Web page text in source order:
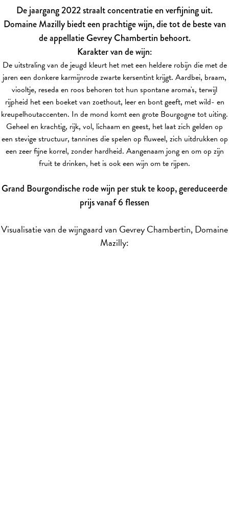
De jaargang 2022 straalt concentratie en verfijning uit.
Domaine Mazilly biedt een prachtige wijn, die tot de beste van
de appellatie Gevrey Chambertin behoort.
Karakter van de wijn:
De uitstraling van de jeugd kleurt het met een heldere robijn die met de
jaren een donkere karmijnrode zwarte kersentint krijgt. Aardbei, braam,
viooltje, reseda en roos behoren tot hun spontane aroma's, terwijl
rijpheid het een boeket van zoethout, leer en bont geeft, met wild- en
kreupelhoutaccenten. In de mond komt een grote Bourgogne tot uiting.
Geheel en krachtig, rijk, vol, lichaam en geest, het laat zich gelden op
een stevige structuur, tannines die spelen op fluweel, zich uitdrukken op
een zeer fijne korrel, zonder hardheid. Aangenaam jong en om op zijn
fruit te drinken, het is ook een wijn om te rijpen.
Grand Bourgondische rode wijn per stuk te koop, gereduceerde
prijs vanaf 6 flessen
Visualisatie van de wijngaard van Gevrey Chambertin, Domaine
Mazilly: